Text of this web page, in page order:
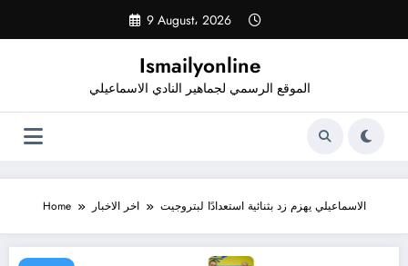
content
9 August، 2026
Ismailyonline
الموقع الرسمي لجماهير النادي الاسماعيلي
Home اخر الاخبار الاسماعيلي يهزم زد بثنائية استعدادًا لبتروجيت